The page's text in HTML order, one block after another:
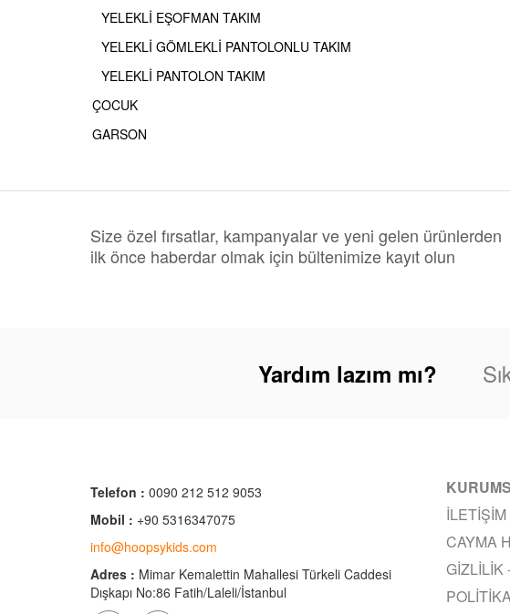
YELEKLİ EŞOFMAN TAKIM
YELEKLİ GÖMLEKLİ PANTOLONLU TAKIM
YELEKLİ PANTOLON TAKIM
ÇOCUK
GARSON
Size özel fırsatlar, kampanyalar ve yeni gelen ürünlerden
ilk önce haberdar olmak için bültenimize kayıt olun
Yardım lazım mı?
Telefon : 0090 212 512 9053
Mobil : +90 5316347075
info@hoopsykids.com
Adres : Mimar Kemalettin Mahallesi Türkeli Caddesi
Dışkapı No:86 Fatih/Laleli/İstanbul
İLETIŞIM
CAYMA
GIZLILIK